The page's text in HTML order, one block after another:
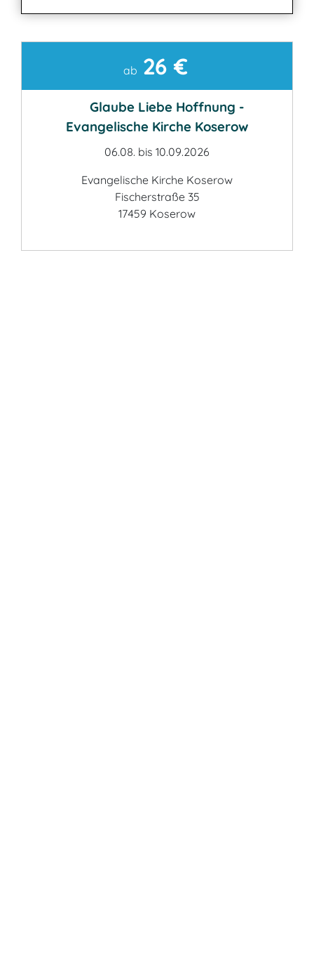
ab 26 €
Glaube Liebe Hoffnung -
Evangelische Kirche Koserow
06.08. bis 10.09.2026
Evangelische Kirche Koserow
Fischerstraße 35
17459 Koserow